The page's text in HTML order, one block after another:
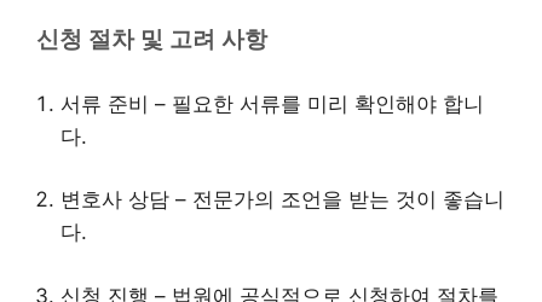
신청 절차 및 고려 사항
서류 준비 – 필요한 서류를 미리 확인해야 합니
다.
변호사 상담 – 전문가의 조언을 받는 것이 좋습니
다.
신청 진행 – 법원에 공식적으로 신청하여 절차를